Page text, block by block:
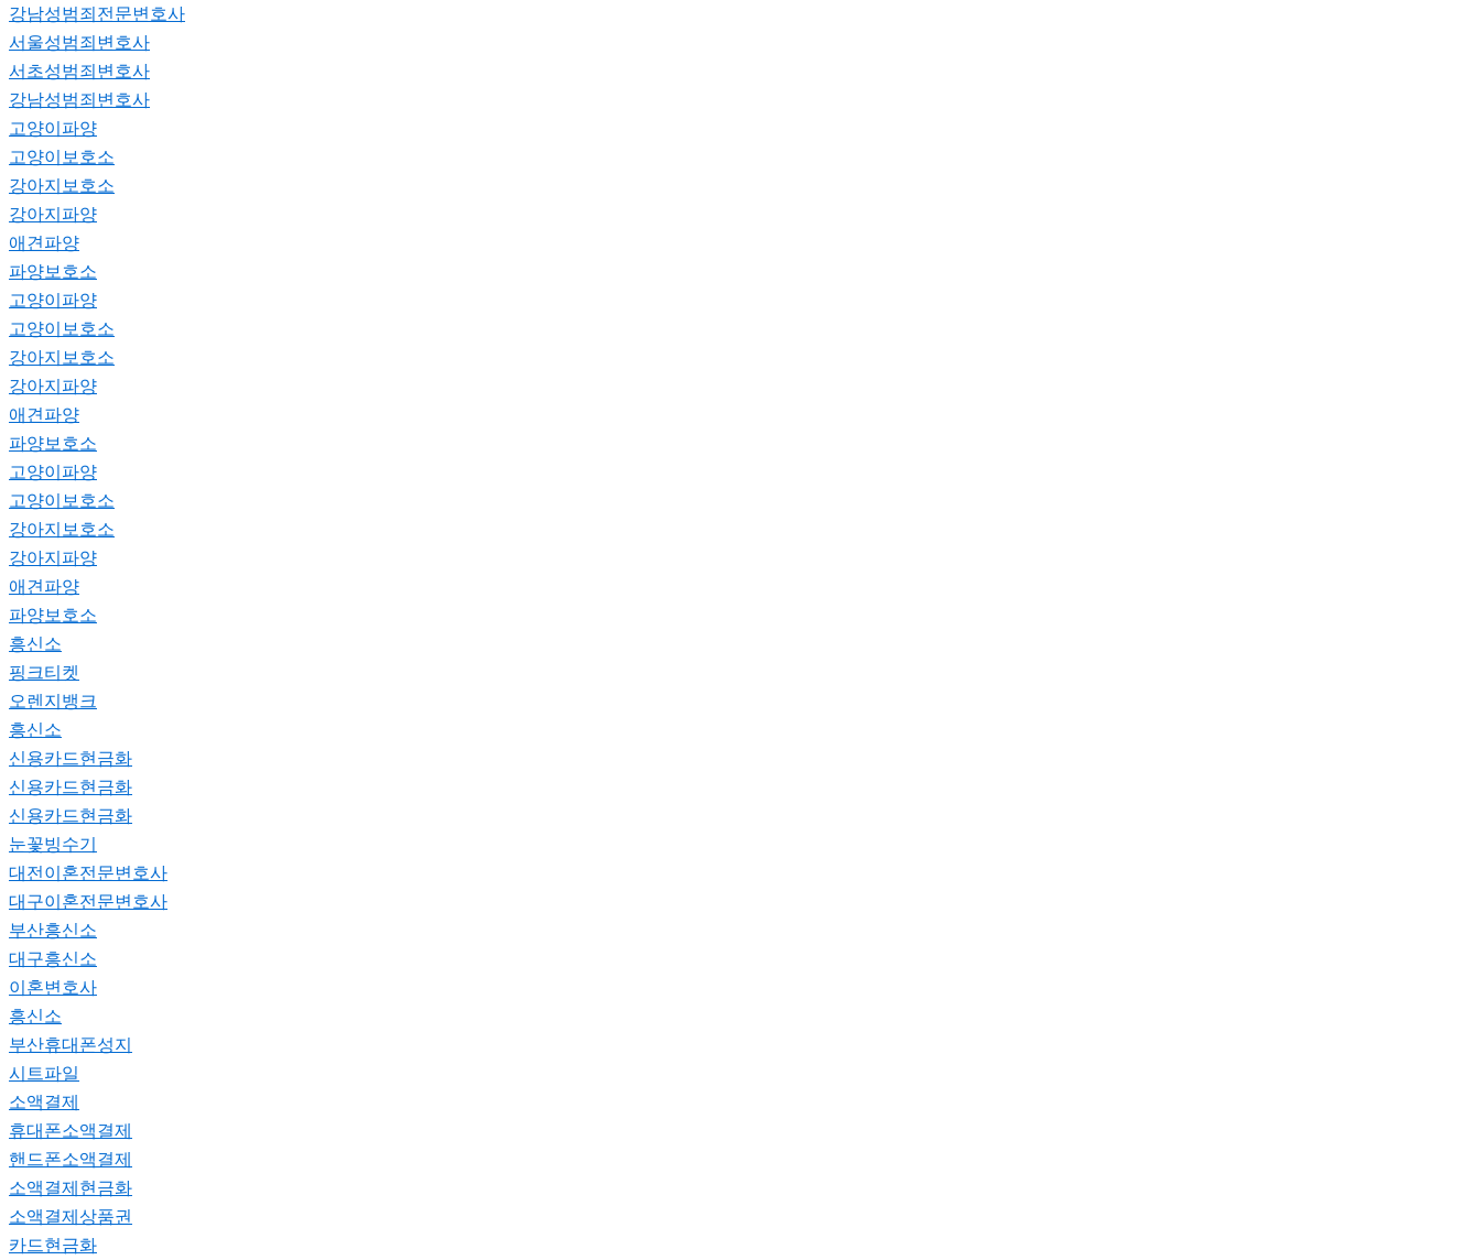
강남성범죄전문변호사
서울성범죄변호사
서초성범죄변호사
강남성범죄변호사
고양이파양
고양이보호소
강아지보호소
강아지파양
애견파양
파양보호소
고양이파양
고양이보호소
강아지보호소
강아지파양
애견파양
파양보호소
고양이파양
고양이보호소
강아지보호소
강아지파양
애견파양
파양보호소
흥신소
핑크티켓
오렌지뱅크
흥신소
신용카드현금화
신용카드현금화
신용카드현금화
눈꽃빙수기
대전이혼전문변호사
대구이혼전문변호사
부산흥신소
대구흥신소
이혼변호사
흥신소
부산휴대폰성지
시트파일
소액결제
휴대폰소액결제
핸드폰소액결제
소액결제현금화
소액결제상품권
카드현금화